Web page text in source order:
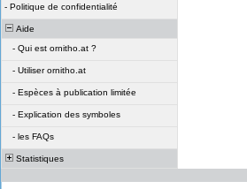
- Politique de confidentialité
Aide
- Qui est ornitho.at ?
- Utiliser ornitho.at
- Espèces à publication limitée
- Explication des symboles
- les FAQs
Statistiques